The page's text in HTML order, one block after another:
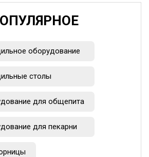
оборудование
столы
для общепита
для пекарни